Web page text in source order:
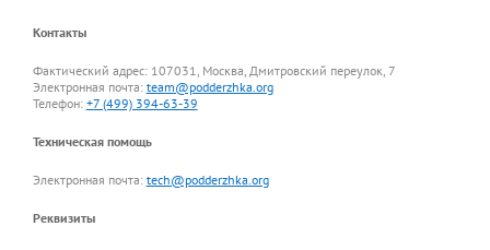
Контакты
Фактический адрес: 107031, Москва, Дмитровский переулок, 7
Электронная почта: team@podderzhka.org
Телефон: +7 (499) 394-63-39
Техническая помощь
Электронная почта: tech@podderzhka.org
Реквизиты